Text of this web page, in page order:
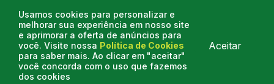
Usamos cookies para personalizar e
melhorar sua experiência em nosso site
e aprimorar a oferta de anúncios para
você. Visite nossa Política de Cookies
para saber mais. Ao clicar em "aceitar"
você concorda com o uso que fazemos
dos cookies
Aceitar
Curtas do Poder